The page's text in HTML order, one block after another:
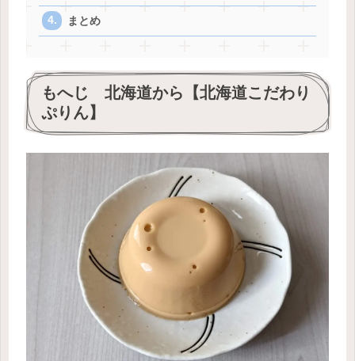
まとめ
もへじ 北海道から【北海道こだわり
ぷりん】